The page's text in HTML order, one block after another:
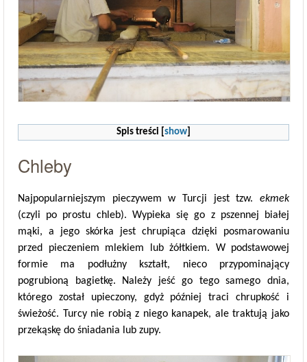
Spis treści show
Chleby
Najpopularniejszym pieczywem w Turcji jest tzw. ekmek
(czyli po prostu chleb). Wypieka się go z pszennej białej
mąki, a jego skórka jest chrupiąca dzięki posmarowaniu
przed pieczeniem mlekiem lub żółtkiem. W podstawowej
formie ma podłużny kształt, nieco przypominający
pogrubioną bagietkę. Należy jeść go tego samego dnia,
którego został upieczony, gdyż później traci chrupkość i
świeżość. Turcy nie robią z niego kanapek, ale traktują jako
przekąskę do śniadania lub zupy.